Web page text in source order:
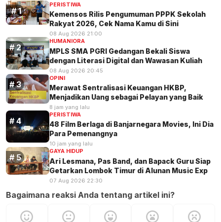
PERISTIWA
Kemensos Rilis Pengumuman PPPK Sekolah
Rakyat 2026, Cek Nama Kamu di Sini
08 Aug 2026 21:00
HUMANIORA
MPLS SMA PGRI Gedangan Bekali Siswa
dengan Literasi Digital dan Wawasan Kuliah
08 Aug 2026 20:45
OPINI
Merawat Sentralisasi Keuangan HKBP,
Menjadikan Uang sebagai Pelayan yang Baik
8 jam yang lalu
PERISTIWA
48 Film Berlaga di Banjarnegara Movies, Ini Dia
Para Pemenangnya
10 jam yang lalu
GAYA HIDUP
Ari Lesmana, Pas Band, dan Bapack Guru Siap
Getarkan Lombok Timur di Alunan Music Exp
07 Aug 2026 22:30
Bagaimana reaksi Anda tentang artikel ini?